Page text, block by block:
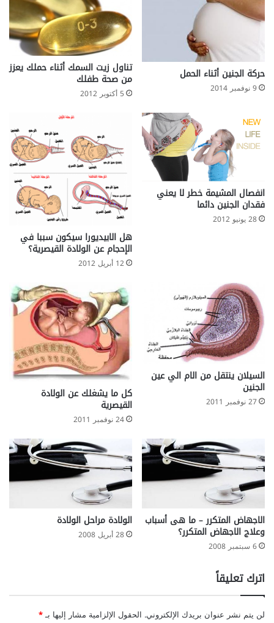
ض
و
ج
إ
ب
ل
و
ز
حركة الجنين أثناء الحمل
9 نوفمبر 2014
تناول زيت السمك أثناء حملك يعزز
من صحة طفلك
5 أكتوبر 2012
انفصال المشيمة خطر لا يعني
فقدان الجنين دائما
28 يونيو 2012
هل الابيديورا سيكون سببا في
الإحجام عن الولادة القيصرية؟
12 أبريل 2012
السيلان ينتقل من الام الي عين
الجنين
27 نوفمبر 2011 كل ما يشغلك عن الولادة
القيصرية
24 نوفمبر 2011
الاجهاض المتكرر – ما هى أسباب
وعلاج الاجهاض المتكرر؟
6 سبتمبر 2008
الولادة مراحل الولادة
28 أبريل 2008
اترك تعليقاً
لن يتم نشر عنوان بريدك الإلكتروني. الحقول الإلزامية مشار إليها بـ*